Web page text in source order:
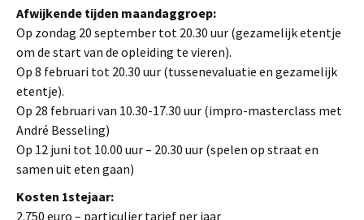
Afwijkende tijden maandaggroep:
Op zondag 20 september tot 20.30 uur (gezamelijk etentje
om de start van de opleiding te vieren).
Op 8 februari tot 20.30 uur (tussenevaluatie en gezamelijk
etentje).
Op 28 februari van 10.30-17.30 uur (impro-masterclass met
André Besseling)
Op 12 juni tot 10.00 uur – 20.30 uur (spelen op straat en
samen uit eten gaan)
Kosten 1stejaar:
2.750 euro – particulier tarief per jaar